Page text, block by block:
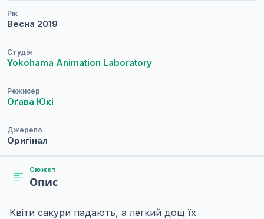
Рік
Весна 2019
Студія
Yokohama Animation Laboratory
Режисер
Оґава Юкі
Джерело
Оригінал
Сюжет
Опис
Квіти сакури падають, а легкий дощ їх